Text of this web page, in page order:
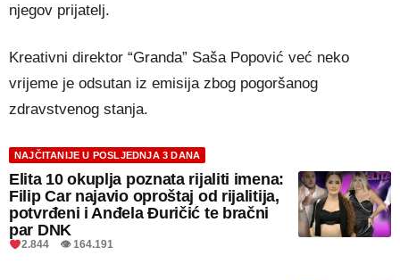
njegov prijatelj.
Kreativni direktor “Granda” Saša Popović već neko
vrijeme je odsutan iz emisija zbog pogoršanog
zdravstvenog stanja.
NAJČITANIJE U POSLJEDNJA 3 DANA
Elita 10 okuplja poznata rijaliti imena:
Filip Car najavio oproštaj od rijalitija,
potvrđeni i Anđela Đuričić te bračni
par DNK
2.844 👁 164.191